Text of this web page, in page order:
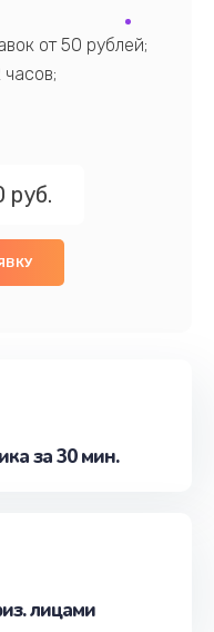
от 50 рублей;
руб.
за 30 мин.
лицами